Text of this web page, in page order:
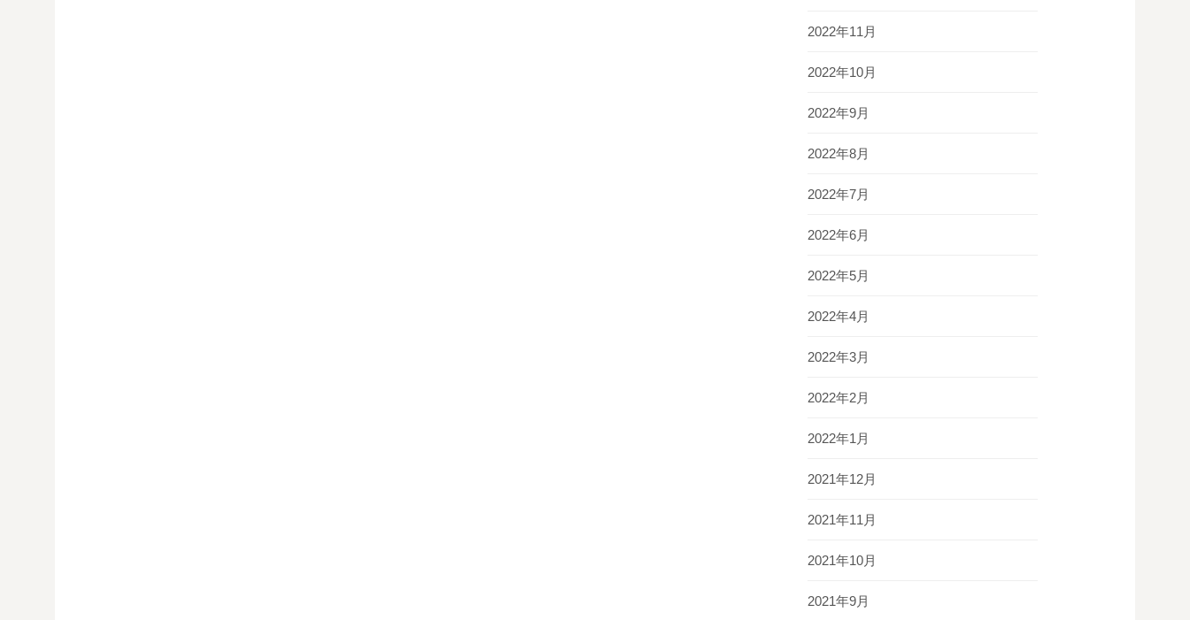
2022年11月
2022年10月
2022年9月
2022年8月
2022年7月
2022年6月
2022年5月
2022年4月
2022年3月
2022年2月
2022年1月
2021年12月
2021年11月
2021年10月
2021年9月